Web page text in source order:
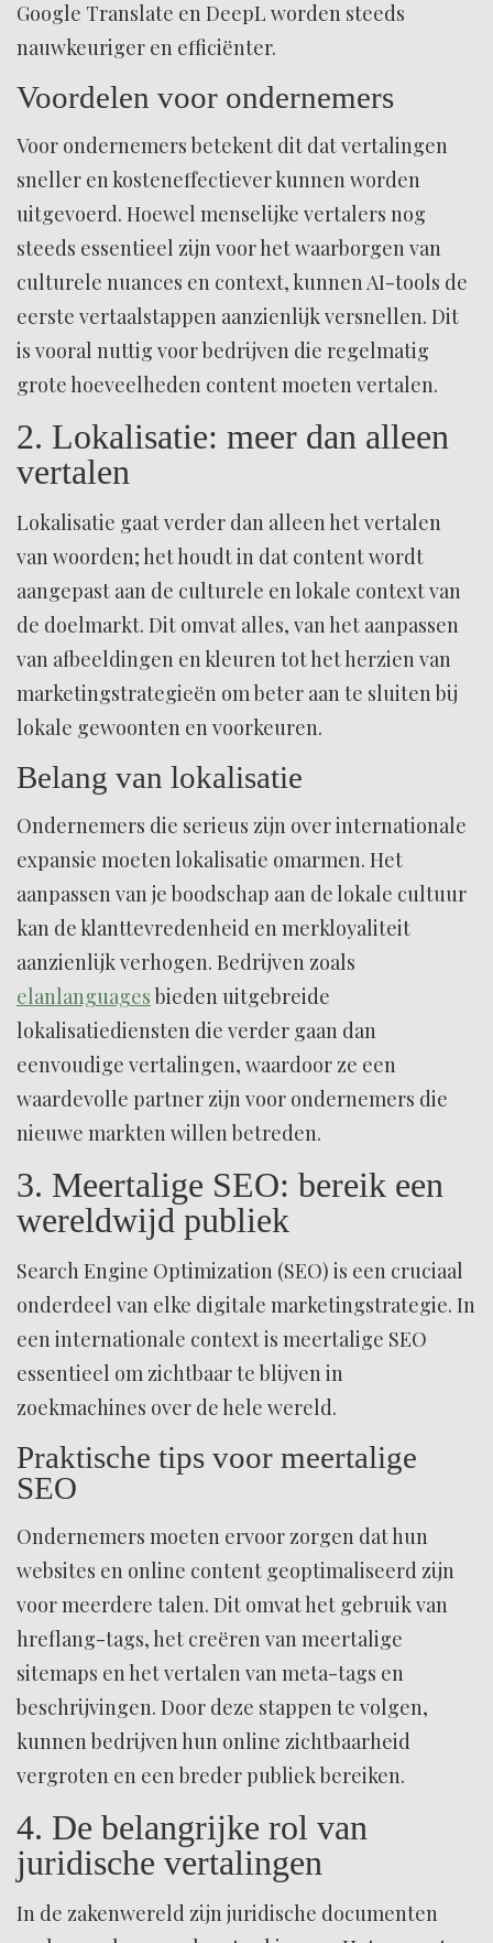
Google Translate en DeepL worden steeds
nauwkeuriger en efficiënter.
Voordelen voor ondernemers
Voor ondernemers betekent dit dat vertalingen
sneller en kosteneffectiever kunnen worden
uitgevoerd. Hoewel menselijke vertalers nog
steeds essentieel zijn voor het waarborgen van
culturele nuances en context, kunnen AI-tools de
eerste vertaalstappen aanzienlijk versnellen. Dit
is vooral nuttig voor bedrijven die regelmatig
grote hoeveelheden content moeten vertalen.
2. Lokalisatie: meer dan alleen
vertalen
Lokalisatie gaat verder dan alleen het vertalen
van woorden; het houdt in dat content wordt
aangepast aan de culturele en lokale context van
de doelmarkt. Dit omvat alles, van het aanpassen
van afbeeldingen en kleuren tot het herzien van
marketingstrategieën om beter aan te sluiten bij
lokale gewoonten en voorkeuren.
Belang van lokalisatie
Ondernemers die serieus zijn over internationale
expansie moeten lokalisatie omarmen. Het
aanpassen van je boodschap aan de lokale cultuur
kan de klanttevredenheid en merkloyaliteit
aanzienlijk verhogen. Bedrijven zoals
elanlanguagesbieden uitgebreide
lokalisatiediensten die verder gaan dan
eenvoudige vertalingen, waardoor ze een
waardevolle partner zijn voor ondernemers die
nieuwe markten willen betreden.
3. Meertalige SEO: bereik een
wereldwijd publiek
Search Engine Optimization (SEO) is een cruciaal
onderdeel van elke digitale marketingstrategie. In
een internationale context is meertalige SEO
essentieel om zichtbaar te blijven in
zoekmachines over de hele wereld.
Praktische tips voor meertalige
SEO
Ondernemers moeten ervoor zorgen dat hun
websites en online content geoptimaliseerd zijn
voor meerdere talen. Dit omvat het gebruik van
hreflang-tags, het creëren van meertalige
sitemaps en het vertalen van meta-tags en
beschrijvingen. Door deze stappen te volgen,
kunnen bedrijven hun online zichtbaarheid
vergroten en een breder publiek bereiken.
4. De belangrijke rol van
juridische vertalingen
In de zakenwereld zijn juridische documenten